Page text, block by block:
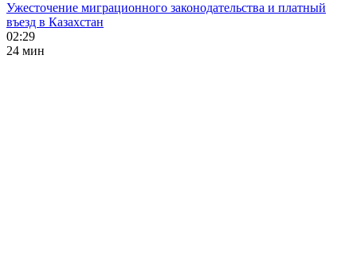
Ужесточение миграционного законодательства и платный
въезд в Казахстан
02:29
24 мин